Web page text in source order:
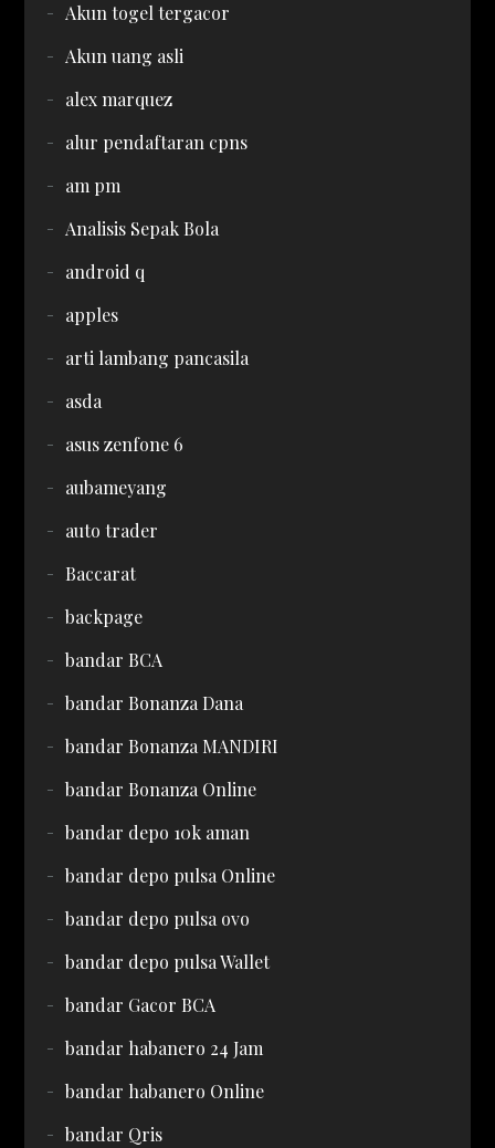
Akun togel tergacor
Akun uang asli
alex marquez
alur pendaftaran cpns
am pm
Analisis Sepak Bola
android q
apples
arti lambang pancasila
asda
asus zenfone 6
aubameyang
auto trader
Baccarat
backpage
bandar BCA
bandar Bonanza Dana
bandar Bonanza MANDIRI
bandar Bonanza Online
bandar depo 10k aman
bandar depo pulsa Online
bandar depo pulsa ovo
bandar depo pulsa Wallet
bandar Gacor BCA
bandar habanero 24 Jam
bandar habanero Online
bandar Qris